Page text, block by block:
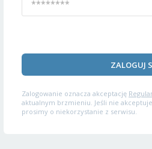
ZALOGUJ
Zalogowanie oznacza akceptację
aktualnym brzmieniu. Jeśli nie
prosimy o niekorzystanie z serwisu.